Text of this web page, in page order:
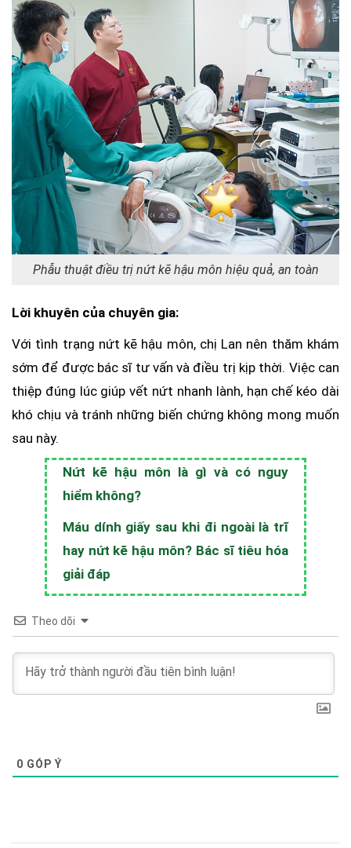
Phẫu thuật điều trị nứt kẽ hậu môn hiệu quả, an toàn
Lời khuyên của chuyên gia:
Với tình trạng nứt kẽ hậu môn, chị Lan nên thăm khám
sớm để được bác sĩ tư vấn và điều trị kịp thời. Việc can
thiệp đúng lúc giúp vết nứt nhanh lành, hạn chế kéo dài
khó chịu và tránh những biến chứng không mong muốn
sau này.
Nứt kẽ hậu môn là gì và có nguy
hiểm không?
Máu dính giấy sau khi đi ngoài là trĩ
hay nứt kẽ hậu môn? Bác sĩ tiêu hóa
giải đáp
Theo dõi
0 GÓP Ý